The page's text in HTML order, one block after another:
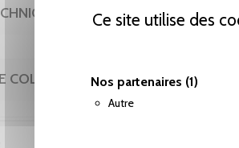
Ce site utilise des
Nos partenaires (1)
Autre
COLLECTION